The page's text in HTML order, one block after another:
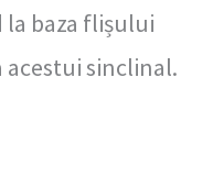
baza flișului
sinclinal.